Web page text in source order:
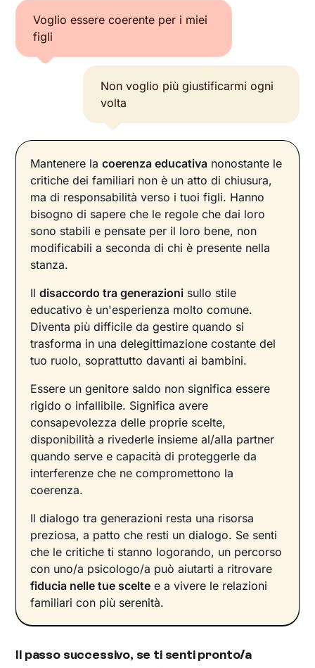
Voglio essere coerente per i miei
figli
Non voglio più giustificarmi ogni
volta
Mantenere lacoerenza educativa nonostante le
critiche dei familiari non è un atto di chiusura,
ma di responsabilità verso i tuoi figli. Hanno
bisogno di sapere che le regole che dai loro
sono stabili e pensate per il loro bene, non
modificabili a seconda di chi è presente nella
stanza.
Ildisaccordo tra generazioni sullo stile
educativo è un'esperienza molto comune.
Diventa più difficile da gestire quando si
trasforma in una delegittimazione costante del
tuo ruolo, soprattutto davanti ai bambini.
Essere un genitore saldo non significa essere
rigido o infallibile. Significa avere
consapevolezza delle proprie scelte,
disponibilità a rivederle insieme al/alla partner
quando serve e capacità di proteggerle da
interferenze che ne compromettono la
coerenza.
Il dialogo tra generazioni resta una risorsa
preziosa, a patto che resti un dialogo. Se senti
che le critiche ti stanno logorando, un percorso
con uno/a psicologo/a può aiutarti a ritrovare
fiducia nelle tue scelte e a vivere le relazioni
familiari con più serenità.
Il passo successivo, se ti senti pronto/a